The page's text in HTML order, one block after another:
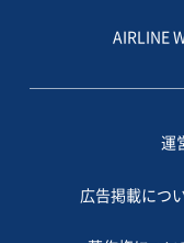
AIRLINE
運
広告掲載につ